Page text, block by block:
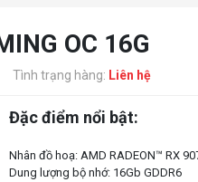
OC 16G
Tình trạng hàng: Liên hệ
Đặc điểm nổi bật:
Nhân đồ hoạ: AMD RADEON™ RX
Dung lượng bộ nhớ: 16Gb GDDR6